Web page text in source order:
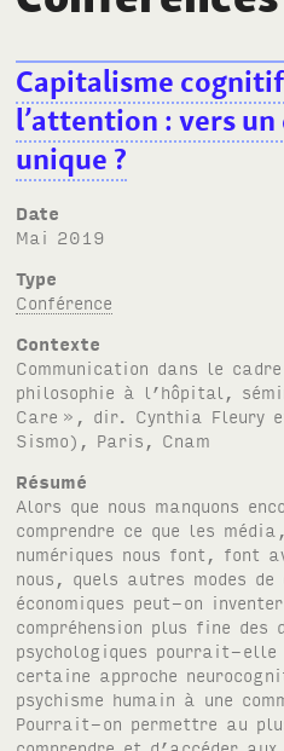
Capitalisme
l’attention : vers un
unique ?
Date
mai 2019
Type
Conférence
Contexte
Communication dans le
philosophie à l’hôpital,
Care », dir. Cynthia Fleury
Sismo), Paris, Cnam
Résumé
Alors que nous manquons
comprendre ce que les
numériques nous font, font
nous, quels autres modes de
économiques peut-on inventer
compréhension plus fine
psychologiques pourrait-elle
certaine approche
psychisme humain à une
Pourrait-on permettre au
comprendre et d’accéder